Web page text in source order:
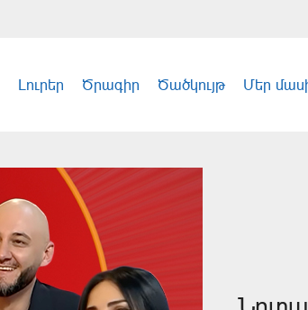
Լուրեր Ծրագիր Ծածկույթ Մեր